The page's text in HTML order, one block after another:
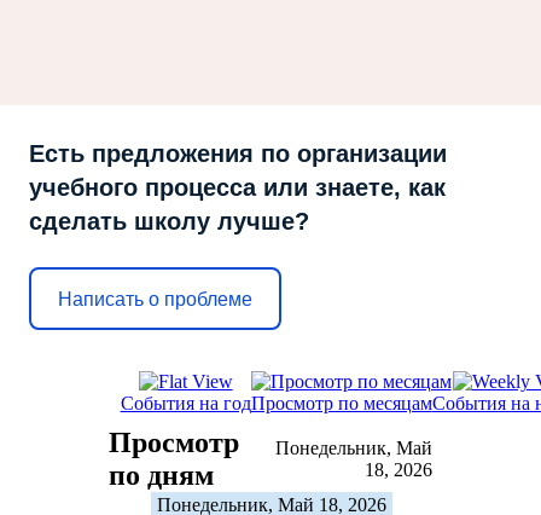
Есть предложения по организации
учебного процесса или знаете, как
сделать школу лучше?
Написать о проблеме
События на годПросмотр по месяцамСобытия на
Просмотр
по дням
Понедельник, Май
18, 2026
Понедельник, Май 18, 2026